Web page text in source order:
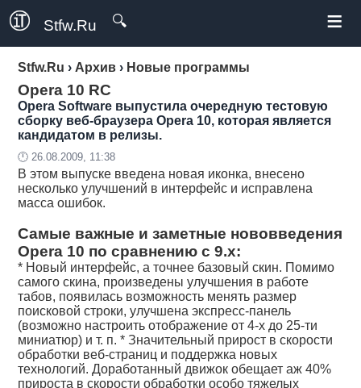
Stfw.Ru 🔍 ≡
Stfw.Ru › Архив › Новые программы
Opera 10 RC
Opera Software выпустила очередную тестовую
сборку веб-браузера Opera 10, которая является
кандидатом в релизы.
🕛 26.08.2009, 11:38
В этом выпуске введена новая иконка, внесено
несколько улучшений в интерфейс и исправлена
масса ошибок.
Самые важные и заметные нововведения
Opera 10 по сравнению с 9.x:
* Новый интерфейс, а точнее базовый скин. Помимо
самого скина, произведены улучшения в работе
табов, появилась возможность менять размер
поисковой строки, улучшена экспресс-панель
(возможно настроить отображение от 4-х до 25-ти
миниатюр) и т. п. * Значительный прирост в скорости
обработки веб-страниц и поддержка новых
технологий. Доработанный движок обещает аж 40%
прироста в скорости обработки особо тяжелых